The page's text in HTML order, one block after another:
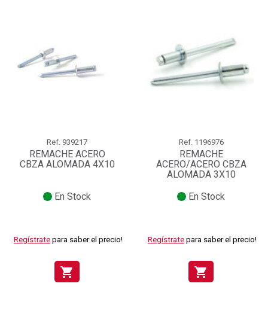
Ref. 939217
REMACHE ACERO
CBZA ALOMADA 4X10
En Stock
Regístrate para saber el precio!
shopping_cart
Ref. 1196976
REMACHE
ACERO/ACERO CBZA
ALOMADA 3X10
En Stock
Regístrate para saber el precio!
shopping_cart